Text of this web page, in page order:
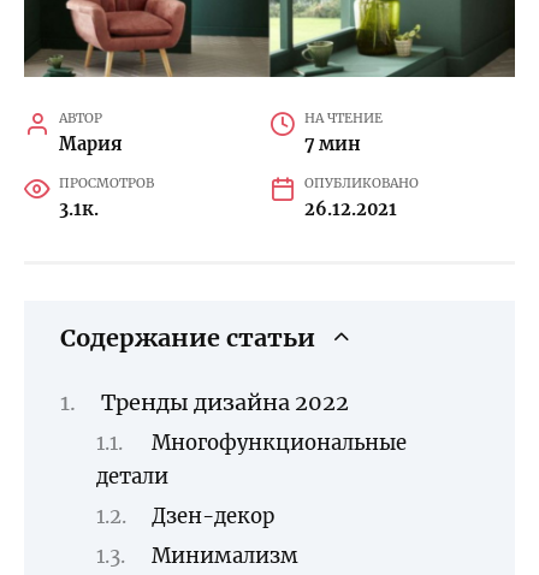
АВТОР
Мария
НА ЧТЕНИЕ
7 мин
ПРОСМОТРОВ
3.1к.
ОПУБЛИКОВАНО
26.12.2021
Содержание статьи
Тренды дизайна 2022
Многофункциональные
детали
Дзен-декор
Минимализм